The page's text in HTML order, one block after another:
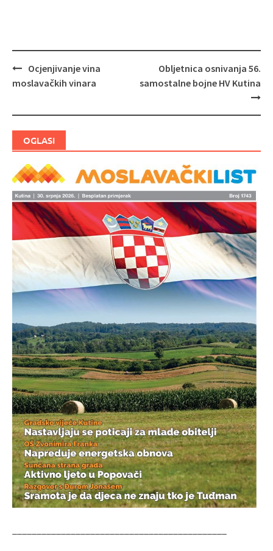
Navigacija
Ocjenjivanje vina
moslavačkih vinara
Obljetnica osnivanja 56.
samostalne bojne HV Kutina
OGLASI